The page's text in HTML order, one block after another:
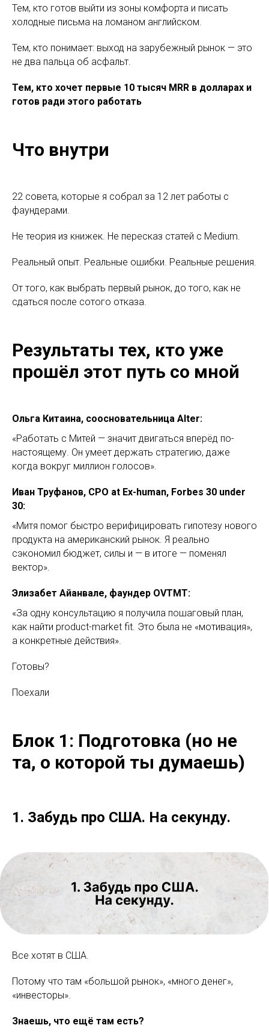
Тем, кто готов выйти из зоны комфорта и писать
холодные письма на ломаном английском.
Тем, кто понимает: выход на зарубежный рынок — это
не два пальца об асфальт.
Тем, кто хочет первые 10 тысяч MRR в долларах и
готов ради этого работать
Что внутри
22 совета, которые я собрал за 12 лет работы с
фаундерами.
Не теория из книжек. Не пересказ статей с Medium.
Реальный опыт. Реальные ошибки. Реальные решения.
От того, как выбрать первый рынок, до того, как не
сдаться после сотого отказа.
Результаты тех, кто уже
прошёл этот путь со мной
Ольга Китаина, соосновательница Alter:
«Работать с Митей — значит двигаться вперёд по-
настоящему. Он умеет держать стратегию, даже
когда вокруг миллион голосов».
Иван Труфанов, CPO at Ex-human, Forbes 30 under
30:
«Митя помог быстро верифицировать гипотезу нового
продукта на американский рынок. Я реально
сэкономил бюджет, силы и — в итоге — поменял
вектор».
Элизабет Айанвале, фаундер OVTMT:
«За одну консультацию я получила пошаговый план,
как найти product-market fit. Это была не «мотивация»,
а конкретные действия».
Готовы?
Поехали
Блок 1: Подготовка (но не
та, о которой ты думаешь)
1. Забудь про США. На секунду.
Все хотят в США.
Потому что там «большой рынок», «много денег»,
«инвесторы».
Знаешь, что ещё там есть?